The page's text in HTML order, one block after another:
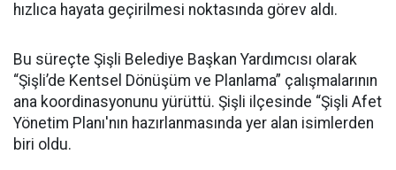
hızlıca hayata geçirilmesi noktasında görev aldı.
Bu süreçte Şişli Belediye Başkan Yardımcısı olarak
“Şişli’de Kentsel Dönüşüm ve Planlama” çalışmalarının
ana koordinasyonunu yürüttü. Şişli ilçesinde “Şişli Afet
Yönetim Planı'nın hazırlanmasında yer alan isimlerden
biri oldu.